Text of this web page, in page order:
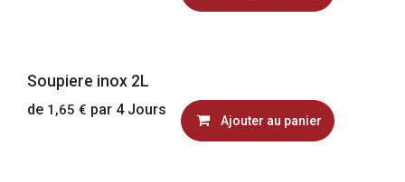
Soupiere inox 2L
de 1,65 € par 4 Jours
Ajouter au panier